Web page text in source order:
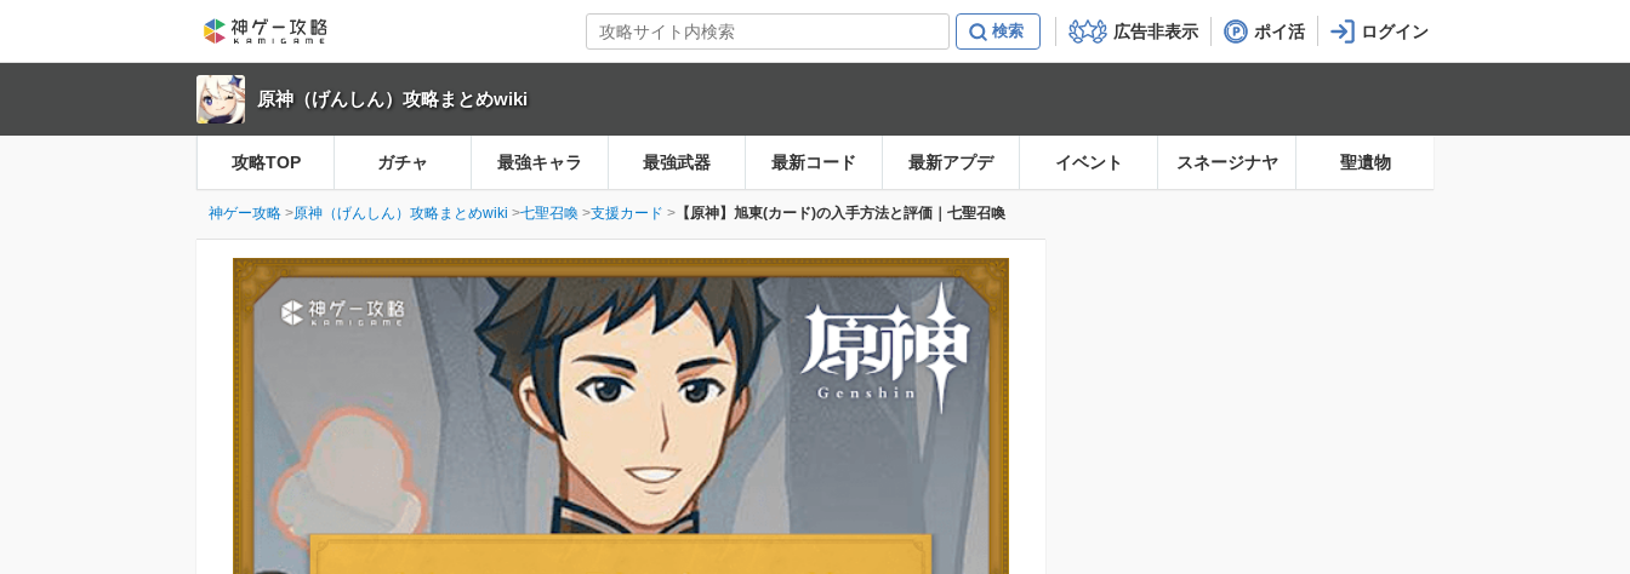
広告非表示 ポイ活
原神（げんしん）攻略まとめwiki
攻略TOP ガチャ 最強キャラ 最強武器 最新コード 最新アプデ イベント スネージナヤ 聖遺物
神ゲー攻略 原神（げんしん）攻略まとめwiki 七聖召喚 支援カード 【原神】旭東(カード)の入手方法と評価｜七聖召喚